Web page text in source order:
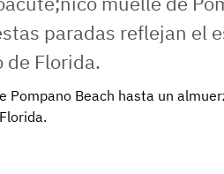
Pompano Beach hasta un